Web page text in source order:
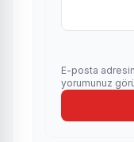
E-posta
yorumunuz